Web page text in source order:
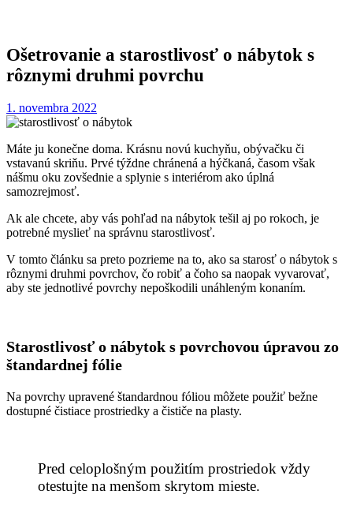
Ošetrovanie a starostlivosť o nábytok s
rôznymi druhmi povrchu
1. novembra 2022
Máte ju konečne doma. Krásnu novú kuchyňu, obývačku či
vstavanú skriňu. Prvé týždne chránená a hýčkaná, časom však
nášmu oku zovšednie a splynie s interiérom ako úplná
samozrejmosť.
Ak ale chcete, aby vás pohľad na nábytok tešil aj po rokoch, je
potrebné myslieť na správnu starostlivosť.
V tomto článku sa preto pozrieme na to, ako sa starosť o nábytok s
rôznymi druhmi povrchov, čo robiť a čoho sa naopak vyvarovať,
aby ste jednotlivé povrchy nepoškodili unáhleným konaním.
Starostlivosť o nábytok s povrchovou úpravou zo
štandardnej fólie
Na povrchy upravené štandardnou fóliou môžete použiť bežne
dostupné čistiace prostriedky a čističe na plasty.
Pred celoplošným použitím prostriedok vždy
otestujte na menšom skrytom mieste.